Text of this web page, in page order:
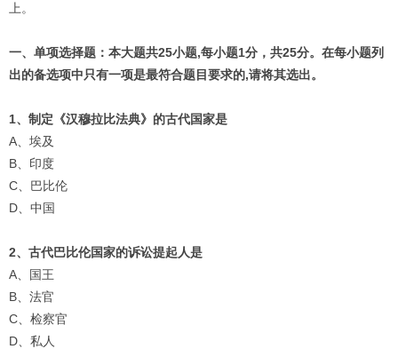
上。
一、单项选择题：本大题共25小题,每小题1分，共25分。在每小题列
出的备选项中只有一项是最符合题目要求的,请将其选出。
1、制定《汉穆拉比法典》的古代国家是
A、埃及
B、印度
C、巴比伦
D、中国
2、古代巴比伦国家的诉讼提起人是
A、国王
B、法官
C、检察官
D、私人